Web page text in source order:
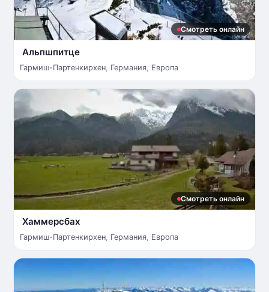
Смотреть онлайн
Альпшпитце
Гармиш-Партенкирхен, Германия, Европа
Смотреть онлайн
Хаммерсбах
Гармиш-Партенкирхен, Германия, Европа